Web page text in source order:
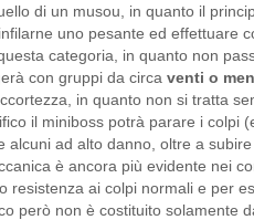
di un musou, in quanto il
uno pesante ed effettuare
categoria, in quanto non
con gruppi da circa venti o
in quanto non si tratta
il miniboss potrà parare i colpi
alcuni ad alto danno, oltre a
è ancora più evidente nei
resistenza ai colpi normali e per
però non è costituito solamente